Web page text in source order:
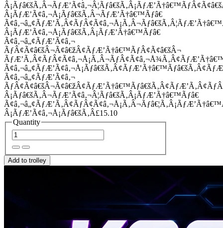
Â¡ÃƒÆ’Ã¢â‚¬Å¡Ãƒâ€šÃ‚Â¬ÃƒÆ’Ã†â€™Ãƒâ€
Â¡ÃƒÆ’Ã¢â‚¬Å¡Ãƒâ€šÃ‚Â¡ÃƒÆ’Ã†â€™Ãƒâ€
Ã¢â‚¬â„¢ÃƒÆ’Ã¢â‚¬
ÃƒÂ¢Ã¢â€šÂ¬Ã¢â€žÂ¢ÃƒÆ’Ã†â€™ÃƒÂ¢Ã¢â€šÂ¬
Ã¢â‚¬â„¢ÃƒÆ’Ã¢â‚¬
Â¡Ãƒâ€šÃ‚Â¬ÃƒÆ’Ã¢â‚¬Â¦Ãƒâ€šÃ‚Â¡ÃƒÆ’Ã†â€™Ãƒâ€
Â¡ÃƒÆ’Ã¢â‚¬Å¡Ãƒâ€šÃ‚Â£15.10
Quantity
Add to trolley